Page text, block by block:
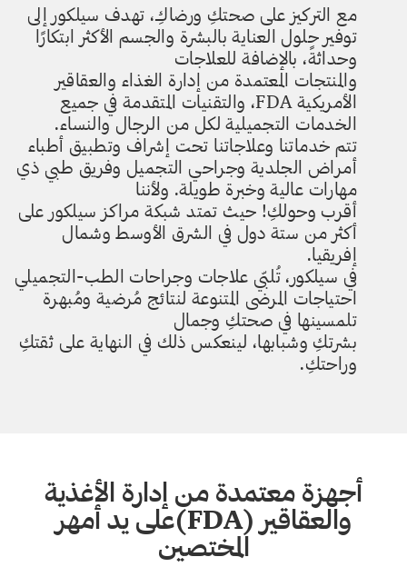
مع التركيز على صحتكِ ورضاكِ، تهدف سيلكور إلى
توفير حلول العناية بالبشرة والجسم الأكثر ابتكارًا
وحداثةً، بالإضافة للعلاجات
والمنتجات المعتمدة من إدارة الغذاء والعقاقير
الأمريكية FDA، والتقنيات المتقدمة في جميع
الخدمات التجميلية لكل من الرجال والنساء.
تتم خدماتنا وعلاجاتنا تحت إشراف وتطبيق أطباء
أمراض الجلدية وجراحي التجميل وفريق طبي ذي
مهارات عالية وخبرة طويلة. ولأننا
أقرب وحولكِ! حيث تمتد شبكة مراكز سيلكور على
أكثر من ستة دول في الشرق الأوسط وشمال
إفريقيا.
في سيلكور، تُلبّي علاجات وجراحات الطب-التجميلي
احتياجات المرضى المتنوعة لنتائج مُرضية ومُبهرة
تلمسينها في صحتكِ وجمال
بشرتكِ وشبابها، لينعكس ذلك في النهاية على ثقتكِ
وراحتكِ.
أجهزة معتمدة من إدارة الأغذية
والعقاقير (FDA)على يد أمهر
المختصين